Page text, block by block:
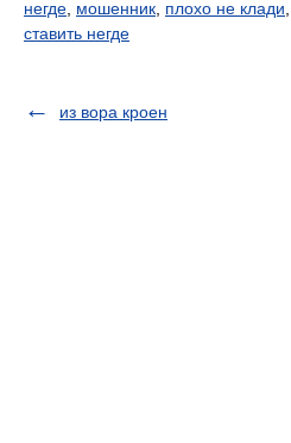
негде мошенник плохо не клади
ставить негде
из вора кроен